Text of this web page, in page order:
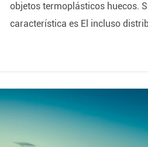
objetos termoplásticos huecos.
característica es El incluso